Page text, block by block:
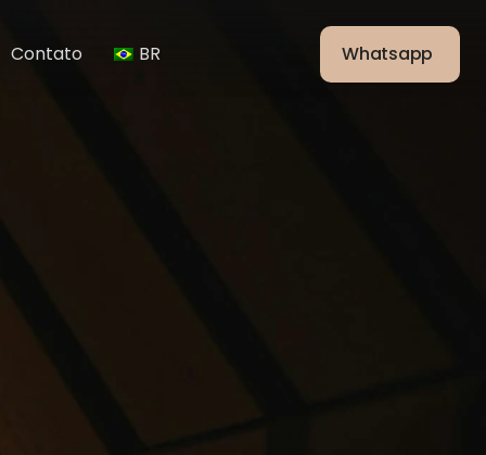
Contato BR Whatsapp